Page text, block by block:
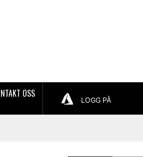
OSS
LOGG PÅ